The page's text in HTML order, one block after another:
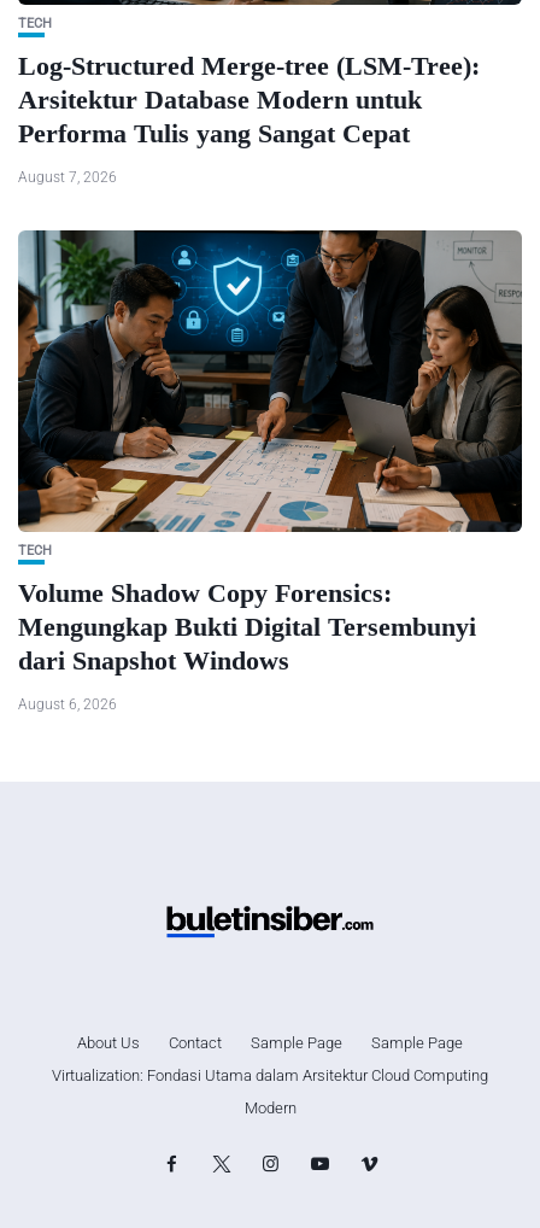
TECH
Log-Structured Merge-tree (LSM-Tree):
Arsitektur Database Modern untuk
Performa Tulis yang Sangat Cepat
August 7, 2026
TECH
Volume Shadow Copy Forensics:
Mengungkap Bukti Digital Tersembunyi
dari Snapshot Windows
August 6, 2026
About Us Contact Sample Page
Sample Page
Virtualization: Fondasi Utama dalam Arsitektur Cloud Computing
Modern